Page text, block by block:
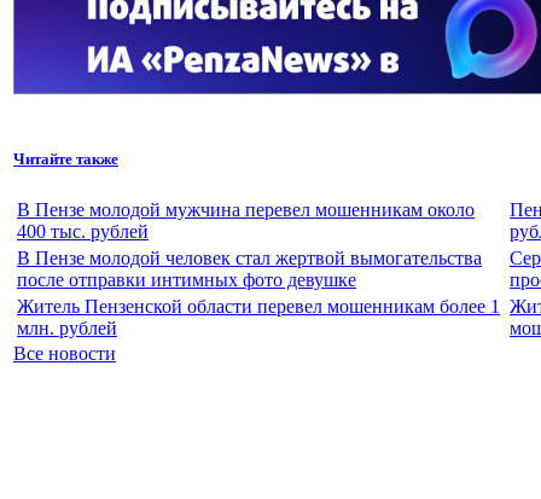
Читайте также
В Пензе молодой мужчина перевел мошенникам около
400 тыс. рублей
В Пензе молодой человек стал жертвой вымогательства
после отправки интимных фото девушке
Житель Пензенской области перевел мошенникам более 1
млн. рублей
Все новости